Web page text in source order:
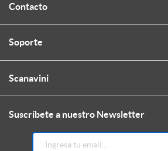
Contacto
Soporte
Scanavini
Suscríbete a nuestro Newsletter